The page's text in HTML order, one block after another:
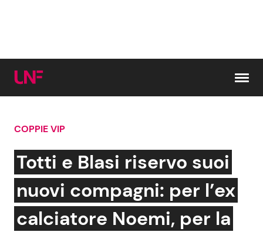
Cerca:
News e Cronaca
Attualità Italiana
Gossip e TV
Bellezze VIP
COPPIE VIP
Totti e Blasi riservo suoi
nuovi compagni: per l’ex
calciatore Noemi, per la